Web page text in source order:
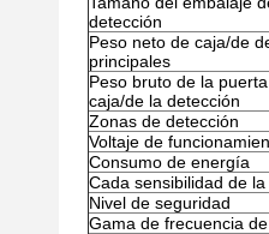
detección
Peso neto de caja/de
principales
Peso bruto de la
caja/de la detección
Zonas de detección
Voltaje de
Consumo de energía
Cada sensibilidad de la
Nivel de seguridad
Gama de frecuencia